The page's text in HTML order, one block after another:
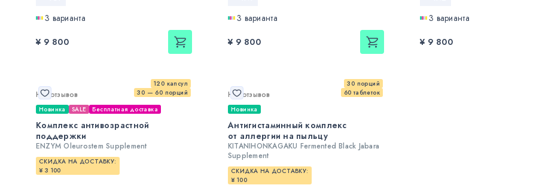
3 варианта
¥ 9 800
3 варианта
¥ 9 800
3 варианта
¥ 9 800
120 капсул
30 — 60 порций
Нет отзывов
Новинка SALE Бесплатная доставка
Комплекс антивозрастной
поддержки
ENZYM Oleurostem Supplement
СКИДКА НА ДОСТАВКУ:
¥ 3 100
30 порций
60 таблеток
Нет отзывов
Новинка
Антигистаминный комплекс
от аллергии на пыльцу
KITANIHONKAGAKU Fermented Black Jabara
Supplement
СКИДКА НА ДОСТАВКУ:
¥ 100